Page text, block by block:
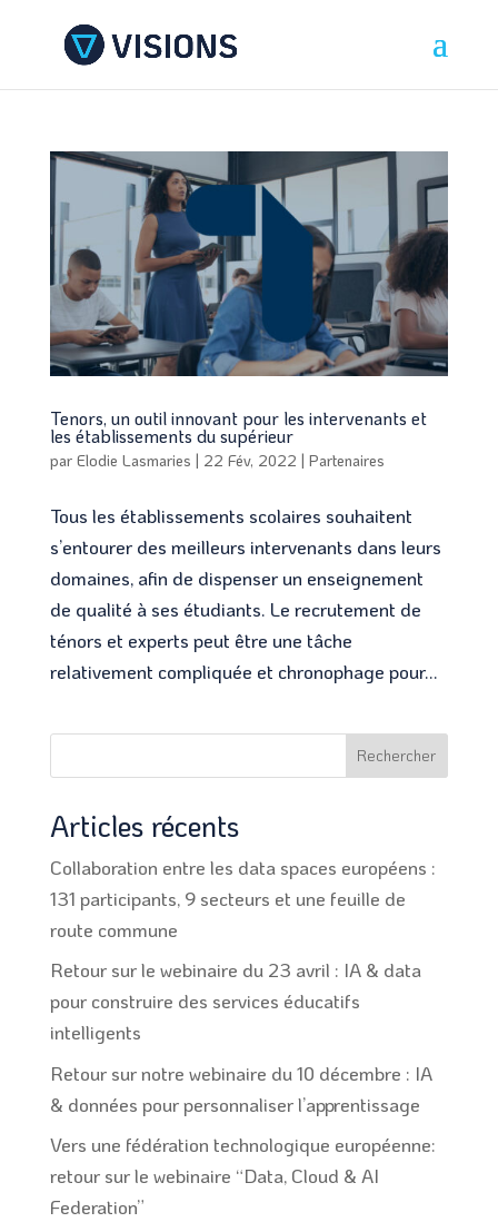
Tenors, un outil innovant pour les intervenants et
les établissements du supérieur
par Elodie Lasmaries | 22 Fév, 2022 | Partenaires
Tous les établissements scolaires souhaitent
s’entourer des meilleurs intervenants dans leurs
domaines, afin de dispenser un enseignement
de qualité à ses étudiants. Le recrutement de
ténors et experts peut être une tâche
relativement compliquée et chronophage pour...
Rechercher
Articles récents
Collaboration entre les data spaces européens :
131 participants, 9 secteurs et une feuille de
route commune
Retour sur le webinaire du 23 avril : IA & data
pour construire des services éducatifs
intelligents
Retour sur notre webinaire du 10 décembre : IA
& données pour personnaliser l’apprentissage
Vers une fédération technologique européenne:
retour sur le webinaire “Data, Cloud & AI
Federation”